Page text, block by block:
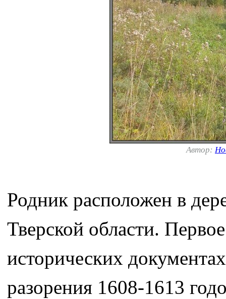
Автор:
Родник расположен в
Тверской области.
исторических
разорения 1608-1613